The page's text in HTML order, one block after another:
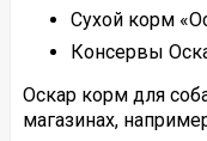
Сухой корм
Консервы
Оскар корм для
магазинах,